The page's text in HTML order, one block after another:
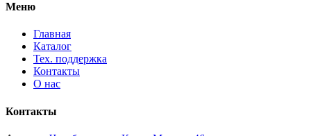
Меню
Главная
Каталог
Тех. поддержка
Контакты
О нас
Контакты